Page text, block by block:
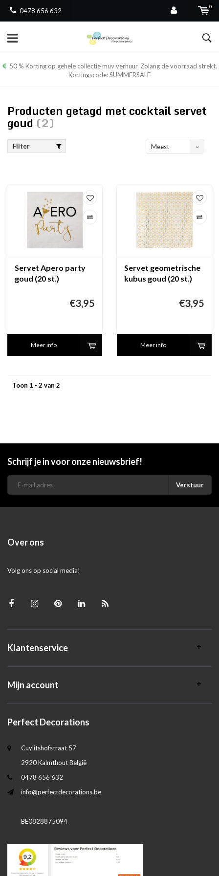
0478 656 632
0
50 % Korting op gehele collectie muv verhuur. Zolang de voorraad strekt.
Kortingscode: SUMMERSALE
Producten getagd met cocktail servet
goud (2)
Filter
Meest
Servet Apero party
goud (20 st.)
€3,95
Meer info
Servet geometrische
kubus goud (20 st.)
€3,95
Meer info
Toon 1 - 2 van 2
Schrijf je in voor onze nieuwsbrief!
Verstuur
Over ons
Volg ons op social media!
Klantenservice
Mijn account
Perfect Decorations
Cuylitshofstraat 57
2920 Kalmthout België
0478 656 632
info@perfectdecorations.be
BE0828875094